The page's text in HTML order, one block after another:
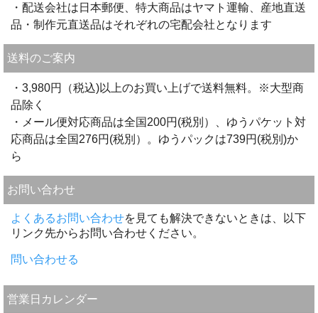
・配送会社は日本郵便、特大商品はヤマト運輸、産地直送
品・制作元直送品はそれぞれの宅配会社となります
送料のご案内
・3,980円（税込)以上のお買い上げで送料無料。※大型商
品除く
・メール便対応商品は全国200円(税別）、ゆうパケット対
応商品は全国276円(税別）。ゆうパックは739円(税別)か
ら
お問い合わせ
よくあるお問い合わせを見ても解決できないときは、以下
リンク先からお問い合わせください。
問い合わせる
営業日カレンダー